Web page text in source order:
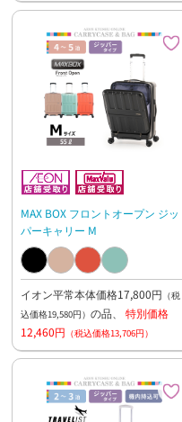
MAX BOX フロントオープン ジッ
パーキャリー M
イオン平常本体価格17,800円 （税
込価格19,580円） の品、 特別価格
12,460円 （税込価格13,706円）